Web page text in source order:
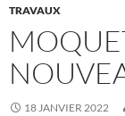
TRAVAUX
18 JANVIER 2022